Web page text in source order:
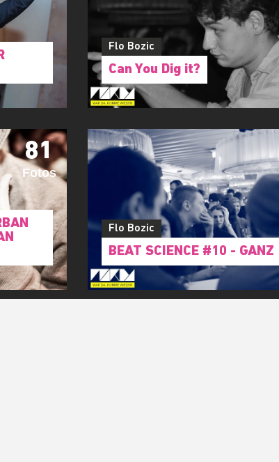
Flo Bozic
Can You Dig it?
81
Fotos
Flo Bozic
BEAT SCIENCE #10 - GANZ